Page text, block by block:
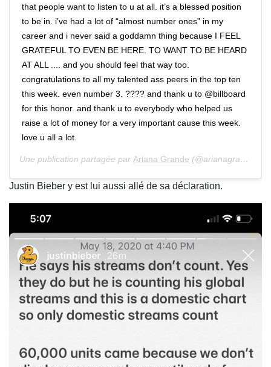
that people want to listen to u at all. it’s a blessed position
to be in. i’ve had a lot of “almost number ones” in my
career and i never said a goddamn thing because I FEEL
GRATEFUL TO EVEN BE HERE. TO WANT TO BE HEARD
AT ALL .... and you should feel that way too.
congratulations to all my talented ass peers in the top ten
this week. even number 3. ???? and thank u to @billboard
for this honor. and thank u to everybody who helped us
raise a lot of money for a very important cause this week.
love u all a lot.
Une publication partagée par Ariana Grande (@arianagrande) le 18 Mai 2020 à 12 :40 PDT
Justin Bieber y est lui aussi allé de sa déclaration.